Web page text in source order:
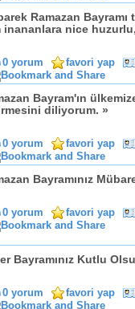
Ramazan
inananlara nice
0 yorum favori yap
Bayram'ın
diliyorum. »
0 yorum favori yap
Bayramınız
0 yorum favori yap
Bayramınız Kutlu
0 yorum favori yap